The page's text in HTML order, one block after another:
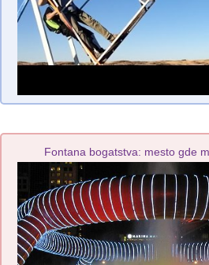
Fontana bogatstva: mesto gde